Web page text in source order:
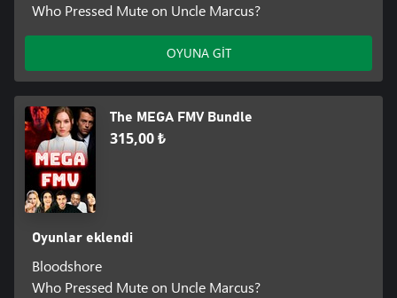
Who Pressed Mute on Uncle Marcus?
OYUNA GİT
The MEGA FMV Bundle
315,00 ₺
Oyunlar eklendi
Bloodshore
Who Pressed Mute on Uncle Marcus?